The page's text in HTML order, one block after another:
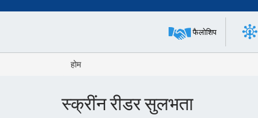
फैलोशिप
होम
स्क्रींन रीडर सुलभता